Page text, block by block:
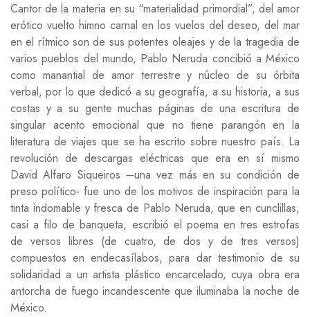
Cantor de la materia en su “materialidad primordial”, del amor
erótico vuelto himno carnal en los vuelos del deseo, del mar
en el rítmico son de sus potentes oleajes y de la tragedia de
varios pueblos del mundo, Pablo Neruda concibió a México
como manantial de amor terrestre y núcleo de su órbita
verbal, por lo que dedicó a su geografía, a su historia, a sus
costas y a su gente muchas páginas de una escritura de
singular acento emocional que no tiene parangón en la
literatura de viajes que se ha escrito sobre nuestro país. La
revolución de descargas eléctricas que era en sí mismo
David Alfaro Siqueiros –una vez más en su condición de
preso político- fue uno de los motivos de inspiración para la
tinta indomable y fresca de Pablo Neruda, que en cunclillas,
casi a filo de banqueta, escribió el poema en tres estrofas
de versos libres (de cuatro, de dos y de tres versos)
compuestos en endecasílabos, para dar testimonio de su
solidaridad a un artista plástico encarcelado, cuya obra era
antorcha de fuego incandescente que iluminaba la noche de
México.